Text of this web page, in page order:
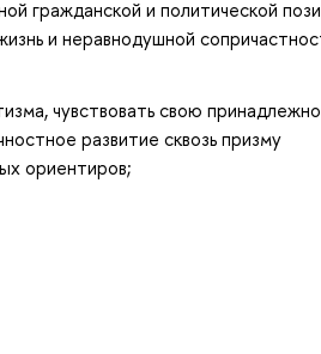
гражданской и политической
и неравнодушной
чувствовать свою
развитие сквозь призму
ориентиров;